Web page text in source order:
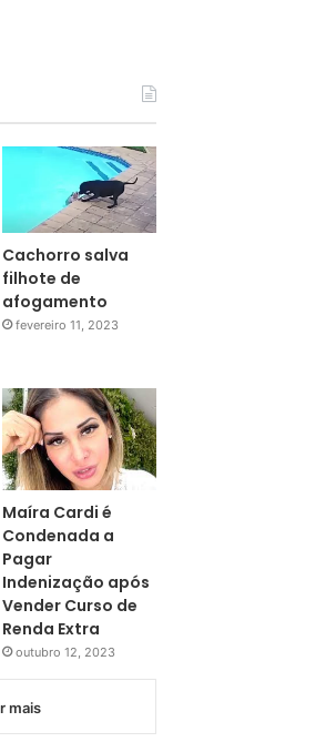
Cachorro salva
filhote de
afogamento
fevereiro 11, 2023
Maíra Cardi é
Condenada a
Pagar
Indenização após
Vender Curso de
Renda Extra
outubro 12, 2023
mais